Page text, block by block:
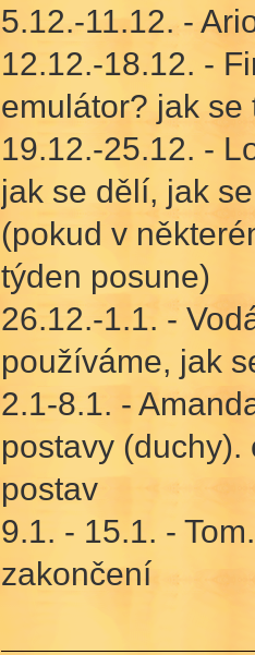
5.12.-11.12. -
12.12.-18.12. -
emulátor? jak se
19.12.-25.12. -
jak se dělí, jak
(pokud v
týden posune)
26.12.-1.1. -
používáme, jak
2.1-8.1. -
postavy
postav
9.1. - 15.1. -
zakončení